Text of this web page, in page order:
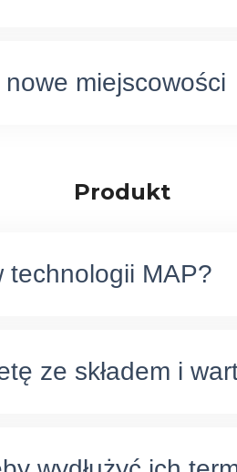
miejscowości
Produkt
technologii MAP?
ze składem i